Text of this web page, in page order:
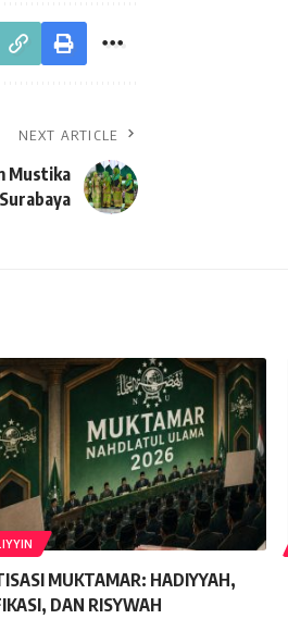
NEXT ARTICLE
Mustika
MUKTAMAR: HADIYYAH,
DAN RISYWAH